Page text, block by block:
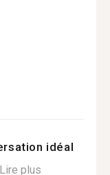
idéal
Lire plus